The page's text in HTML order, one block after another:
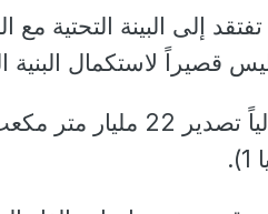
إلى البينة التحتية
قصيراً لاستكمال البنية
يتم حالياً تصدير